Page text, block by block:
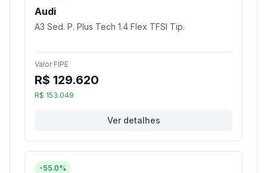
Audi
A3 Sed. P. Plus Tech 1.4 Flex TFSI Tip.
Valor FIPE
R$ 129.620
R$ 153.049
Ver detalhes
-55.0%